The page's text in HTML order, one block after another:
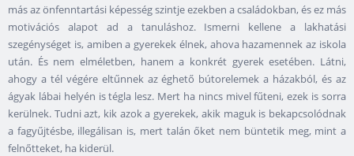
más az önfenntartási képesség szintje ezekben a családokban, és ez más
motivációs alapot ad a tanuláshoz. Ismerni kellene a lakhatási
szegénységet is, amiben a gyerekek élnek, ahova hazamennek az iskola
után. És nem elméletben, hanem a konkrét gyerek esetében. Látni,
ahogy a tél végére eltűnnek az éghető bútorelemek a házakból, és az
ágyak lábai helyén is tégla lesz. Mert ha nincs mivel fűteni, ezek is sorra
kerülnek. Tudni azt, kik azok a gyerekek, akik maguk is bekapcsolódnak
a fagyűjtésbe, illegálisan is, mert talán őket nem büntetik meg, mint a
felnőtteket, ha kiderül.